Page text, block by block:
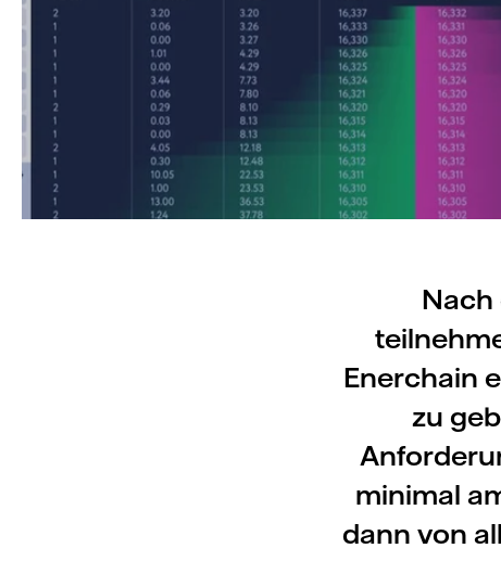
Nach
Enerchain
zu
minimal
dann von